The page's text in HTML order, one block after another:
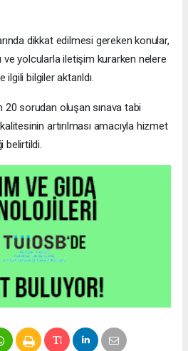
dikkat edilmesi gereken konular,
ve yolcularla iletişim kurarken nelere
bilgiler aktarıldı.
20 sorudan oluşan sınava tabi
artırılması amacıyla hizmet
belirtildi.